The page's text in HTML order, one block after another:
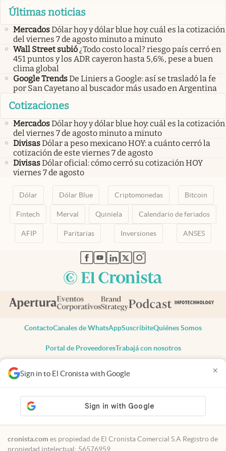
Sign in to El Cronista with Google ×
Últimas noticias
MercadosDólar hoy y dólar blue hoy: cuál es la cotización
del viernes 7 de agosto minuto a minuto
Wall Street subió¿Todo costo local? riesgo país cerró en
451 puntos y los ADR cayeron hasta 5,6%, pese a buen
clima global
Google TrendsDe Liniers a Google: así se trasladó la fe
por San Cayetano al buscador más usado en Argentina
Cotizaciones
MercadosDólar hoy y dólar blue hoy: cuál es la cotización
del viernes 7 de agosto minuto a minuto
DivisasDólar a peso mexicano HOY: a cuánto cerró la
cotización de este viernes 7 de agosto
DivisasDólar oficial: cómo cerró su cotización HOY
viernes 7 de agosto
Dólar Dólar Blue Criptomonedas Bitcoin
Fintech Merval Quiniela Calendario de feriados
AFIP Paritarias Inversiones ANSES
abre en nueva pestaña
abre en nueva pestaña
abre en nueva pestaña
abre en nueva pestaña
abre en nueva pestaña
ContactoCanales de WhatsAppSuscribiteQuiénes Somos
Portal de ProveedoresTrabajá con nosotros
Todos los derechos reservados
Privacidad
Consentimiento
Tel:+54 11 7078-3270
cronista.com es propiedad de El Cronista Comercial S.A Registro de
propiedad intelectual: 56576959